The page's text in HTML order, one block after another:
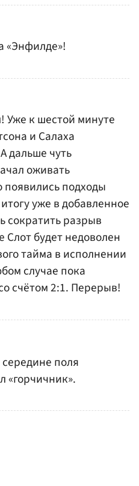
«Энфилде»!
к шестой минуте
и Салаха
дальше чуть
оживать
появились подходы
уже в добавленное
сократить разрыв
будет недоволен
тайма в исполнении
случае пока
счётом 2:1. Перерыв!
поля
«горчичник».